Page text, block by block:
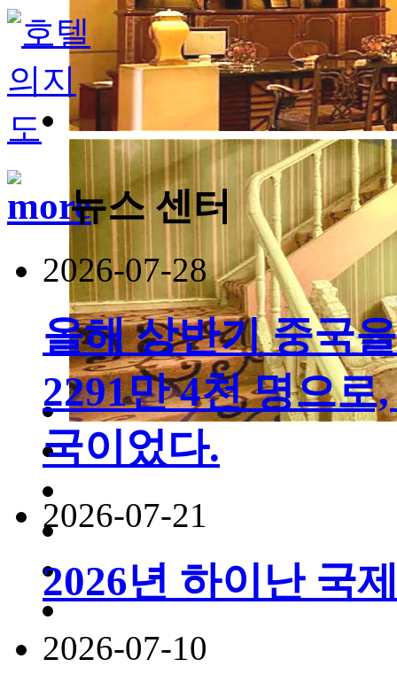
뉴스 센터
2026-07-28
올해 상반기 중국
2291만 4천 명으
국이었다.
2026-07-21
2026년 하이난 국
2026-07-10